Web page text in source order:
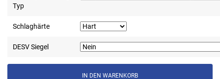
Typ
Schlaghärte
DESV Siegel